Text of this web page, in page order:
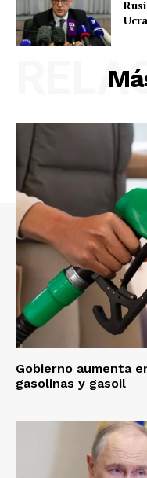
Gobierno aumenta
gasolinas y gasoil